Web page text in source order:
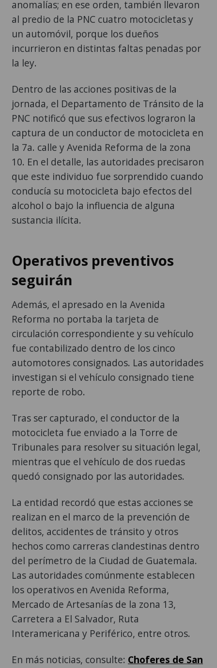
anomalías; en ese orden, también llevaron
al predio de la PNC cuatro motocicletas y
un automóvil, porque los dueños
incurrieron en distintas faltas penadas por
la ley.
Dentro de las acciones positivas de la
jornada, el Departamento de Tránsito de la
PNC notificó que sus efectivos lograron la
captura de un conductor de motocicleta en
la 7a. calle y Avenida Reforma de la zona
10. En el detalle, las autoridades precisaron
que este individuo fue sorprendido cuando
conducía su motocicleta bajo efectos del
alcohol o bajo la influencia de alguna
sustancia ilícita.
Operativos preventivos
seguirán
Además, el apresado en la Avenida
Reforma no portaba la tarjeta de
circulación correspondiente y su vehículo
fue contabilizado dentro de los cinco
automotores consignados. Las autoridades
investigan si el vehículo consignado tiene
reporte de robo.
Tras ser capturado, el conductor de la
motocicleta fue enviado a la Torre de
Tribunales para resolver su situación legal,
mientras que el vehículo de dos ruedas
quedó consignado por las autoridades.
La entidad recordó que estas acciones se
realizan en el marco de la prevención de
delitos, accidentes de tránsito y otros
hechos como carreras clandestinas dentro
del perímetro de la Ciudad de Guatemala.
Las autoridades comúnmente establecen
los operativos en Avenida Reforma,
Mercado de Artesanías de la zona 13,
Carretera a El Salvador, Ruta
Interamericana y Periférico, entre otros.
En más noticias, consulte: Choferes de San